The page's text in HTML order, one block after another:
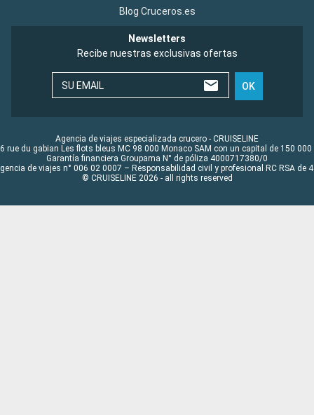
Blog Cruceros.es
Newsletters
Recibe nuestras exclusivas ofertas
SU EMAIL OK
Agencia de viajes especializada crucero - CRUISELINE
rue du gabian Les flots bleus MC 98 000 Monaco SAM con un capital de 150 000
Garantía financiera Groupama N° de póliza 4000717380/0
de viajes n° 006 02 0007 – Responsabilidad civil y profesional RC RSA de
© CRUISELINE 2026 - all rights reserved